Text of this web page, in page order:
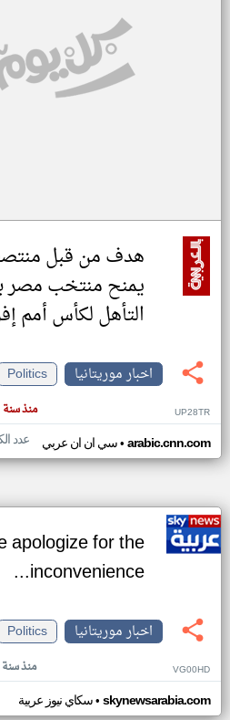
هدف من قبل
يمنح منتخب مصر
التأهل لكأس أمم
اخبار موريتانيا
Politics
منذ سنة UP28TR
سي ان ان عربي• arabic.cnn.com عدد
apologize for the
inconvenience...
اخبار موريتانيا
Politics
منذ سنة VG00HD
سكاي نيوز عربية• skynewsarabia.com